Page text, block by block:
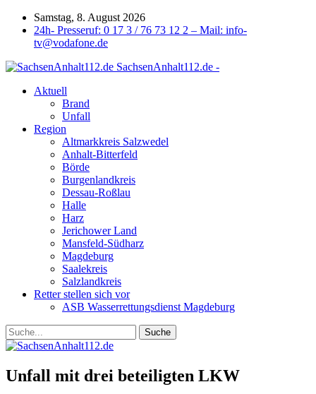
Samstag, 8. August 2026
24h- Presseruf: 0 17 3 / 76 73 12 2 – Mail: info-
tv@vodafone.de
SachsenAnhalt112.de -
Aktuell
Brand
Unfall
Region
Altmarkkreis Salzwedel
Anhalt-Bitterfeld
Börde
Burgenlandkreis
Dessau-Roßlau
Halle
Harz
Jerichower Land
Mansfeld-Südharz
Magdeburg
Saalekreis
Salzlandkreis
Retter stellen sich vor
ASB Wasserrettungsdienst Magdeburg
Unfall mit drei beteiligten LKW